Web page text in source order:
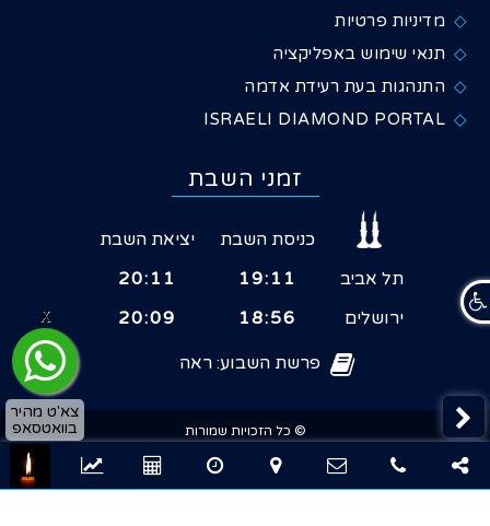
מדיניות פרטיות
תנאי שימוש באפליקציה
התנהגות בעת רעידת אדמה
ISRAELI DIAMOND PORTAL
זמני השבת
כניסת השבת
יציאת השבת
תל אביב
19:11
20:11
ירושלים
18:56
20:09
פרשת השבוע: ראה
© כל הזכויות שמורות
× שיתוף
X
צא'ט מהיר
בוואטסאפ